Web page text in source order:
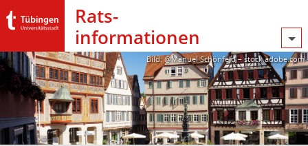
Rats­
informationen
Bild: @Manuel Schönfeld – stock.adobe.com